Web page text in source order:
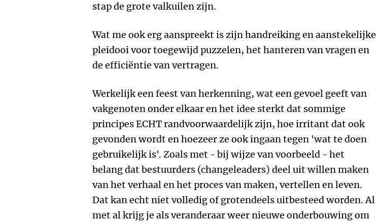
stap de grote valkuilen zijn.
Wat me ook erg aanspreekt is zijn handreiking en aanstekelijke
pleidooi voor toegewijd puzzelen, het hanteren van vragen en
de efficiëntie van vertragen.
Werkelijk een feest van herkenning, wat een gevoel geeft van
vakgenoten onder elkaar en het idee sterkt dat sommige
principes ECHT randvoorwaardelijk zijn, hoe irritant dat ook
gevonden wordt en hoezeer ze ook ingaan tegen 'wat te doen
gebruikelijk is'. Zoals met - bij wijze van voorbeeld - het
belang dat bestuurders (changeleaders) deel uit willen maken
van het verhaal en het proces van maken, vertellen en leven.
Dat kan echt niet volledig of grotendeels uitbesteed worden. Al
met al krijg je als veranderaar weer nieuwe onderbouwing om